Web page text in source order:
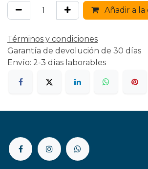
Añadir a la
Términos y condiciones
Garantía de devolución de 30 días
Envío: 2-3 días laborables